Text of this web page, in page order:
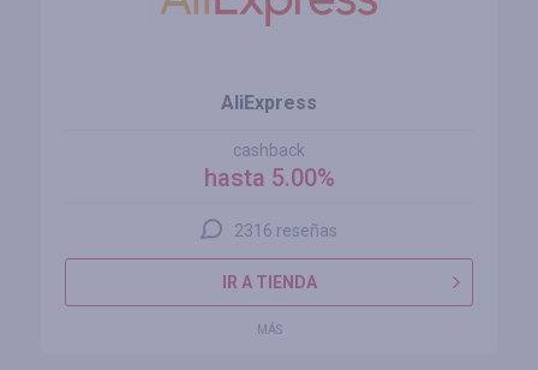
AliExpress
cashback
hasta 5.00%
2316 reseñas
IR A TIENDA
MÁS